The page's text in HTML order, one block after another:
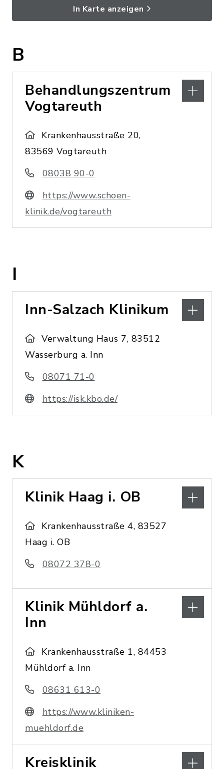
In Karte anzeigen
B
Behandlungszentrum
Vogtareuth
Krankenhausstraße 20,
83569 Vogtareuth
08038 90-0
https://www.schoen-
klinik.de/vogtareuth
I
Inn-Salzach Klinikum
Verwaltung Haus 7, 83512
Wasserburg a. Inn
08071 71-0
https://isk.kbo.de/
K
Klinik Haag i. OB
Krankenhausstraße 4, 83527
Haag i. OB
08072 378-0
Klinik Mühldorf a.
Inn
Krankenhausstraße 1, 84453
Mühldorf a. Inn
08631 613-0
https://www.kliniken-
muehldorf.de
Kreisklinik